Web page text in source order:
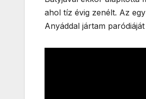
ahol tíz évig zenélt. Az
Anyáddal jártam